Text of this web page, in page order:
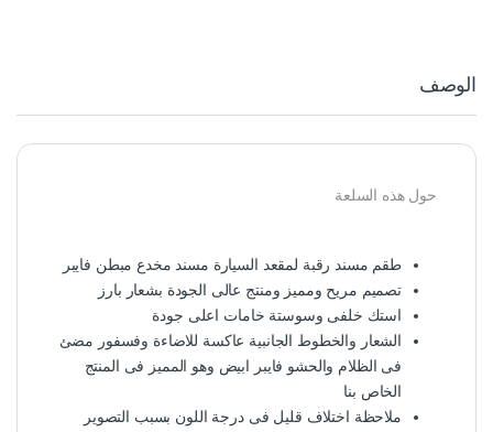
الوصف
حول هذه السلعة
طقم مسند رقبة لمقعد السيارة مسند مخدع مبطن فايبر
تصميم مريح ومميز ومنتج عالى الجودة بشعار بارز
استك خلفى وسوستة خامات اعلى جودة
الشعار والخطوط الجانبية عاكسة للاضاءة وفسفور مضئ
فى الظلام والحشو فايبر ابيض وهو المميز فى المنتج
الخاص بنا
ملاحظة اختلاف قليل فى درجة اللون بسبب التصوير